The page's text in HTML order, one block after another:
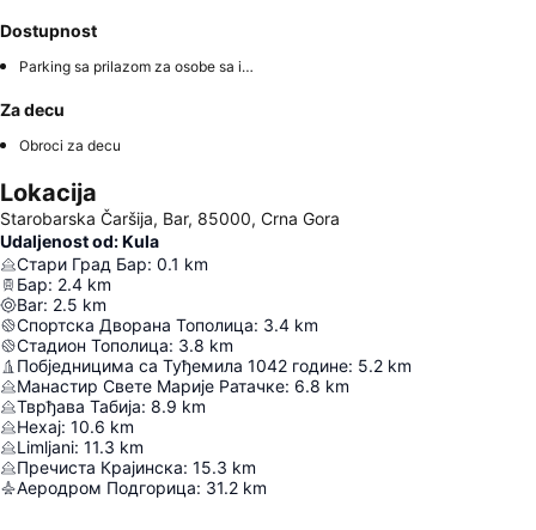
Dostupnost
Parking sa prilazom za osobe sa invaliditetom
Za decu
Obroci za decu
Lokacija
Starobarska Čaršija, Bar, 85000, Crna Gora
Udaljenost od: Kula
Стари Град Бар: 0.1 km
Бар: 2.4 km
Bar: 2.5 km
Спортска Дворана Тополица: 3.4 km
Стадион Тополица: 3.8 km
Побједницима са Туђемила 1042 године: 5.2 km
Манастир Свете Марије Ратачке: 6.8 km
Тврђава Табија: 8.9 km
Нехај: 10.6 km
Limljani: 11.3 km
Пречиста Крајинска: 15.3 km
Аеродром Подгорица: 31.2 km